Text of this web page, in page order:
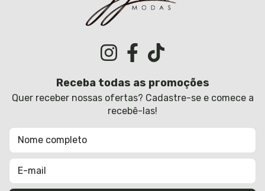
Receba todas as promoções
Quer receber nossas ofertas? Cadastre-se e comece a
recebê-las!